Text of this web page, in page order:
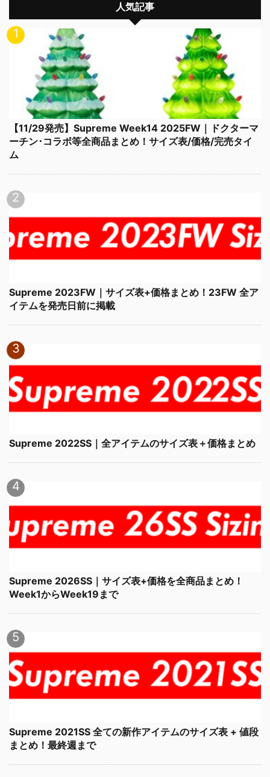
人気記事
【11/29発売】Supreme Week14 2025FW｜ドクターマ
ーチン･コラボ等全商品まとめ！サイズ表/価格/完売タイ
ム
Supreme 2023FW｜サイズ表+価格まとめ！23FW 全ア
イテムを発売日前に掲載
Supreme 2022SS｜全アイテムのサイズ表＋価格まとめ
Supreme 2026SS｜サイズ表+価格を全商品まとめ！
Week1からWeek19まで
Supreme 2021SS 全ての新作アイテムのサイズ表 + 値段
まとめ！最終週まで